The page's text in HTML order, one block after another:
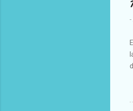
-